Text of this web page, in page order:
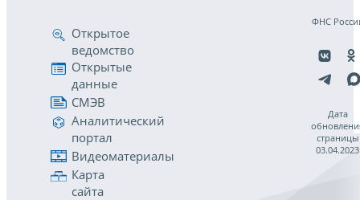
Открытое
ведомство
Открытые
данные
СМЭВ
Аналитический
портал
Видеоматериалы
Карта
сайта
ФНС
Дата
страницы
03.04.2023